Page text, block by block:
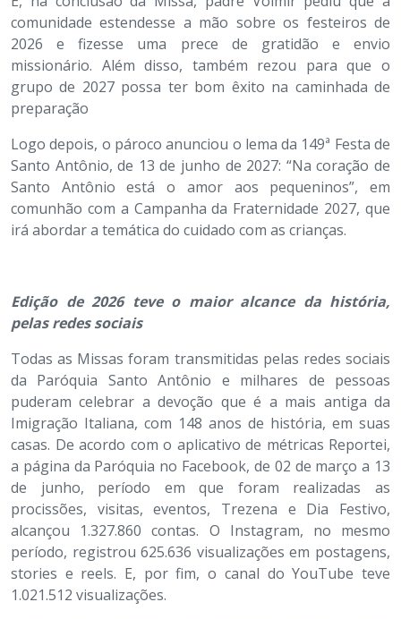
comunidade estendesse a mão sobre os festeiros de
2026 e fizesse uma prece de gratidão e envio
missionário. Além disso, também rezou para que o
grupo de 2027 possa ter bom êxito na caminhada de
preparação
Logo depois, o pároco anunciou o lema da 149ª Festa de
Santo Antônio, de 13 de junho de 2027: “Na coração de
Santo Antônio está o amor aos pequeninos”, em
comunhão com a Campanha da Fraternidade 2027, que
irá abordar a temática do cuidado com as crianças.
Edição de 2026 teve o maior alcance da história,
pelas redes sociais
Todas as Missas foram transmitidas pelas redes sociais
da Paróquia Santo Antônio e milhares de pessoas
puderam celebrar a devoção que é a mais antiga da
Imigração Italiana, com 148 anos de história, em suas
casas. De acordo com o aplicativo de métricas Reportei,
a página da Paróquia no Facebook, de 02 de março a 13
de junho, período em que foram realizadas as
procissões, visitas, eventos, Trezena e Dia Festivo,
alcançou 1.327.860 contas. O Instagram, no mesmo
período, registrou 625.636 visualizações em postagens,
stories e reels. E, por fim, o canal do YouTube teve
1.021.512 visualizações.